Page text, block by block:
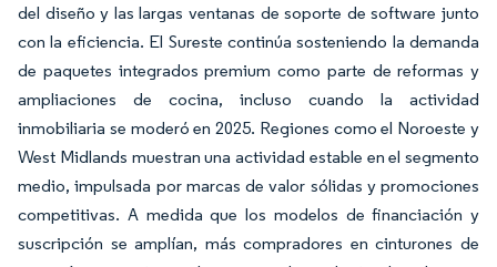
del diseño y las largas ventanas de soporte de software junto
con la eficiencia. El Sureste continúa sosteniendo la demanda
de paquetes integrados premium como parte de reformas y
ampliaciones de cocina, incluso cuando la actividad
inmobiliaria se moderó en 2025. Regiones como el Noroeste y
West Midlands muestran una actividad estable en el segmento
medio, impulsada por marcas de valor sólidas y promociones
competitivas. A medida que los modelos de financiación y
suscripción se amplían, más compradores en cinturones de